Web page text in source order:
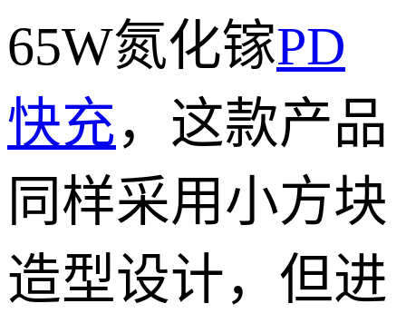
65W氮化镓PD
快充，这款产品
同样采用小方块
造型设计，但进